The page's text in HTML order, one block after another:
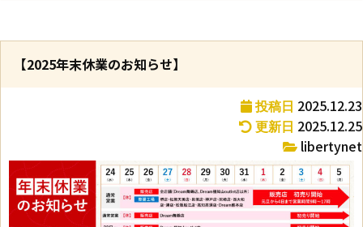
【2025年末休業のお知らせ】
投稿日 2025.12.23
更新日 2025.12.25
libertynet